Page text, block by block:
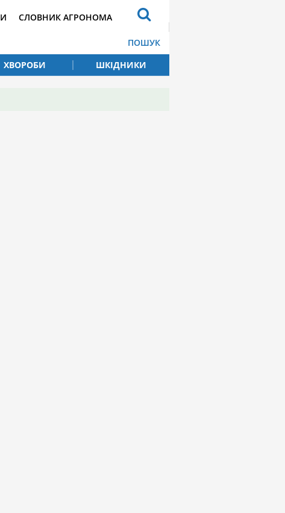
СЛОВНИК АГРОНОМА
ПОШУК
ХВОРОБИ ШКІДНИКИ